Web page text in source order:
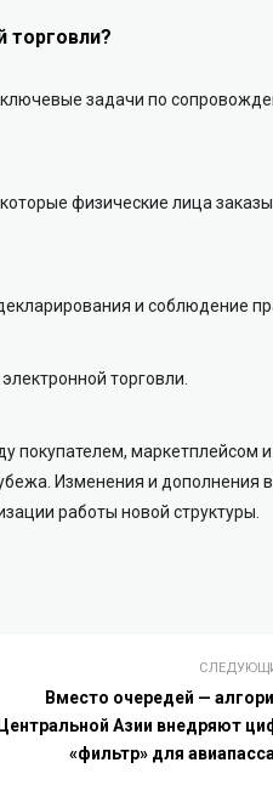
торговли?
задачи по
физические лица
и соблюдение
торговли.
покупателем, маркетплейсом
Изменения и дополнения
работы новой структуры.
Вместо очередей —
Центральной Азии внедряют
«фильтр» для